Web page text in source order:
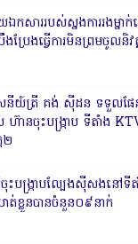
យឯកសាររបស់ស្នងការរងម្
ងប្រែងធ្វើការមិនព្រមចូលនិវ
នីយ៍ត្រី គង់ ស៊ីដន ទទួលផែ
ហ៊ានចុះបង្ក្រាប ទីតាំង
២
ចុះបង្ក្រាបល្បែងស៊ីសងនៅទីត
ខ្លួនបានចំនួន០៩នាក់